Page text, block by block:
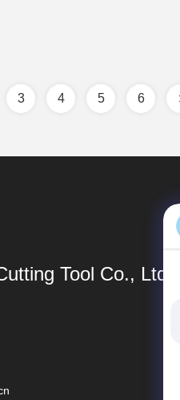
3 4 5 6
Tool Co., Ltd.